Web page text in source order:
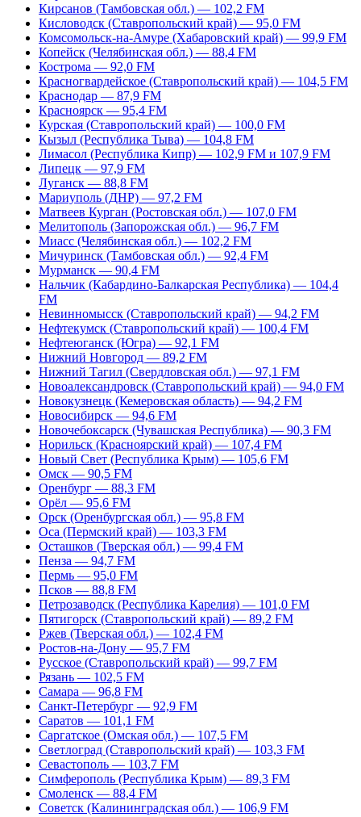
Кирсанов (Тамбовская обл.) — 102,2 FM
Кисловодск (Ставропольский край) — 95,0 FM
Комсомольск-на-Амуре (Хабаровский край) — 99,9 FM
Копейск (Челябинская обл.) — 88,4 FM
Кострома — 92,0 FM
Красногвардейское (Ставропольский край) — 104,5 FM
Краснодар — 87,9 FM
Красноярск — 95,4 FM
Курская (Ставропольский край) — 100,0 FM
Кызыл (Республика Тыва) — 104,8 FM
Лимасол (Республика Кипр) — 102,9 FM и 107,9 FM
Липецк — 97,9 FM
Луганск — 88,8 FM
Мариуполь (ДНР) — 97,2 FM
Матвеев Курган (Ростовская обл.) — 107,0 FM
Мелитополь (Запорожская обл.) — 96,7 FM
Миасс (Челябинская обл.) — 102,2 FM
Мичуринск (Тамбовская обл.) — 92,4 FM
Мурманск — 90,4 FM
Нальчик (Кабардино-Балкарская Республика) — 104,4
FM
Невинномысск (Ставропольский край) — 94,2 FM
Нефтекумск (Ставропольский край) — 100,4 FM
Нефтеюганск (Югра) — 92,1 FM
Нижний Новгород — 89,2 FM
Нижний Тагил (Свердловская обл.) — 97,1 FM
Новоалександровск (Ставропольский край) — 94,0 FM
Новокузнецк (Кемеровская область) — 94,2 FM
Новосибирск — 94,6 FM
Новочебоксарск (Чувашская Республика) — 90,3 FM
Норильск (Красноярский край) — 107,4 FM
Новый Свет (Республика Крым) — 105,6 FM
Омск — 90,5 FM
Оренбург — 88,3 FM
Орёл — 95,6 FM
Орск (Оренбургская обл.) — 95,8 FM
Оса (Пермский край) — 103,3 FM
Осташков (Тверская обл.) — 99,4 FM
Пенза — 94,7 FM
Пермь — 95,0 FM
Псков — 88,8 FM
Петрозаводск (Республика Карелия) — 101,0 FM
Пятигорск (Ставропольский край) — 89,2 FM
Ржев (Тверская обл.) — 102,4 FM
Ростов-на-Дону — 95,7 FM
Русское (Ставропольский край) — 99,7 FM
Рязань — 102,5 FM
Самара — 96,8 FM
Санкт-Петербург — 92,9 FM
Саратов — 101,1 FM
Саргатское (Омская обл.) — 107,5 FM
Светлоград (Ставропольский край) — 103,3 FM
Севастополь — 103,7 FM
Симферополь (Республика Крым) — 89,3 FM
Смоленск — 88,4 FM
Советск (Калининградская обл.) — 106,9 FM